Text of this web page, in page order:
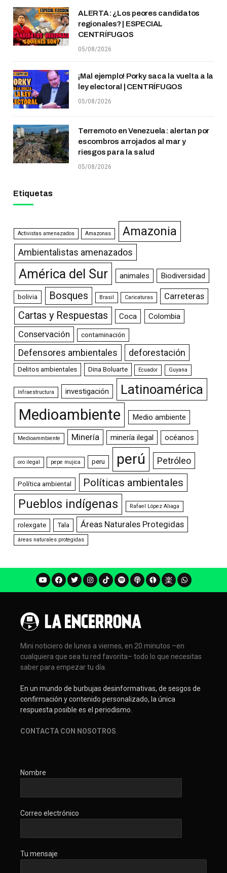
ALERTA: ¿Los peores candidatos
regionales? | ESPECIAL
CENTRÍFUGOS
05/08/2026
¡Mal ejemplo! Porky saca la vuelta a la
ley electoral | CENTRÍFUGOS
05/08/2026
Terremoto en Venezuela: alertan por
escombros arrojados al mar y
riesgos para la salud
05/08/2026
Etiquetas
Activistas amenazados Amazonas Amazonia
Ambientalistas amenazados
América del Sur animales Biodiversidad
bolivia Bosques Brasil Caricaturas Carreteras
Cartas y Respuestas Coca Colombia
Conservación contaminación
Defensores ambientales deforestación
Delitos ambientales Dina Boluarte Ecuador Guyana
Infraestructura investigación Latinoamérica
Medioambiente Medio ambiente
Medioammbiente Minería minería ilegal océanos
oro ilegal pepe mujica peru perú Petróleo
Política ambiental Políticas ambientales
Pueblos indígenas Rafael López Aliaga
rolexgate Tala Áreas Naturales Protegidas
áreas naturales protegidas
Mini noticiero de lunes a viernes, en 20 minutos –en
cualquiera que sea tu red favorita– todo lo que necesitas
saber para empezar tu día.
En un mundo de burbujas desinformativas, de sesgos de
confirmación y contenido personalizado, la única
respuesta posible es el periodismo.
CONTACTA CON NOSOTROS
Nombre
Correo electrónico
Tu mensaje